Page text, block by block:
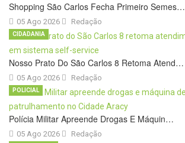
Shopping São Carlos Fecha Primeiro Semes…
05 Ago 2026 Redação
Nosso Prato Do São Carlos 8 Retoma Atend…
05 Ago 2026
CIDADANIA
Redação
Polícia Militar Apreende Drogas E Máquin…
05 Ago 2026
POLICIAL
Redação